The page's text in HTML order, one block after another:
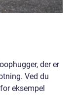
der er
Ved du
eksempel